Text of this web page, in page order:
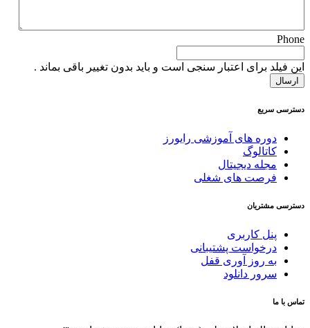
Phone
این فیلد برای اعتبار سنجی است و باید بدون تغییر باقی بماند .
دسترسی سریع
دوره های آموزشی رایورز
کاتالوگ
مجله دیجیتال
فرصت های شغلی
دسترسی مشتریان
پنل کاربری
درخواست پشتیبانی
به روز آوری قفل
سرور دانلود
تماس با ما